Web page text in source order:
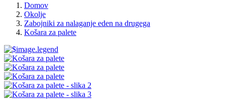
Domov
Okolje
Zabojniki za nalaganje eden na drugega
Košara za palete